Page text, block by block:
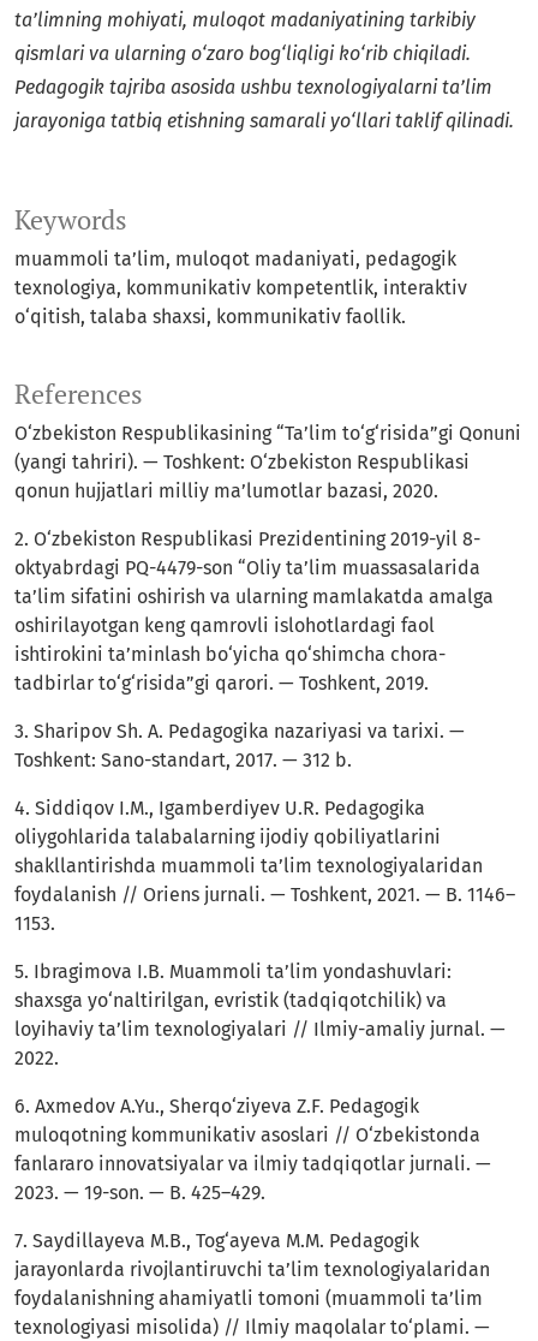
Keywords
muammoli ta’lim, muloqot madaniyati, pedagogik
texnologiya, kommunikativ kompetentlik, interaktiv
o‘qitish, talaba shaxsi, kommunikativ faollik.
ta’limning mohiyati, muloqot madaniyatining tarkibiy
qismlari va ularning o‘zaro bog‘liqligi ko‘rib chiqiladi.
Pedagogik tajriba asosida ushbu texnologiyalarni ta’lim
jarayoniga tatbiq etishning samarali yo‘llari taklif qilinadi.
References
O‘zbekiston Respublikasining “Ta’lim to‘g‘risida”gi Qonuni
(yangi tahriri). — Toshkent: O‘zbekiston Respublikasi
qonun hujjatlari milliy ma’lumotlar bazasi, 2020.
2. O‘zbekiston Respublikasi Prezidentining 2019-yil 8-
oktyabrdagi PQ-4479-son “Oliy ta’lim muassasalarida
ta’lim sifatini oshirish va ularning mamlakatda amalga
oshirilayotgan keng qamrovli islohotlardagi faol
ishtirokini ta’minlash bo‘yicha qo‘shimcha chora-
tadbirlar to‘g‘risida”gi qarori. — Toshkent, 2019.
3. Sharipov Sh. A. Pedagogika nazariyasi va tarixi. —
Toshkent: Sano-standart, 2017. — 312 b.
4. Siddiqov I.M., Igamberdiyev U.R. Pedagogika
oliygohlarida talabalarning ijodiy qobiliyatlarini
shakllantirishda muammoli ta’lim texnologiyalaridan
foydalanish // Oriens jurnali. — Toshkent, 2021. — B. 1146–
1153.
5. Ibragimova I.B. Muammoli ta’lim yondashuvlari:
shaxsga yo‘naltirilgan, evristik (tadqiqotchilik) va
loyihaviy ta’lim texnologiyalari // Ilmiy-amaliy jurnal. —
2022.
6. Axmedov A.Yu., Sherqo‘ziyeva Z.F. Pedagogik
muloqotning kommunikativ asoslari // O‘zbekistonda
fanlararo innovatsiyalar va ilmiy tadqiqotlar jurnali. —
2023. — 19-son. — B. 425–429.
7. Saydillayeva M.B., Tog‘ayeva M.M. Pedagogik
jarayonlarda rivojlantiruvchi ta’lim texnologiyalaridan
foydalanishning ahamiyatli tomoni (muammoli ta’lim
texnologiyasi misolida) // Ilmiy maqolalar to‘plami. —